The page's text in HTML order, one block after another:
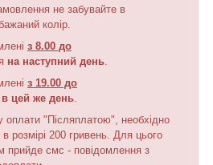
не забувайте в
колір.
з 8.00 до
на наступний день
з 19.00 до
в цей же день
оплати "Післяплатою", необхідно
розмірі 200 гривень. Для цього
прийде смс - повідомлення з